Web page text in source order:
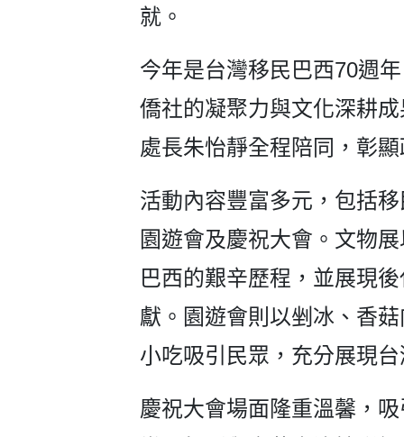
就。
今年是台灣移民巴西70週
僑社的凝聚力與文化深耕
處長朱怡靜全程陪同，彰
活動內容豐富多元，包括
園遊會及慶祝大會。文物
巴西的艱辛歷程，並展現
獻。園遊會則以剉冰、香
小吃吸引民眾，充分展現
慶祝大會場面隆重溫馨，